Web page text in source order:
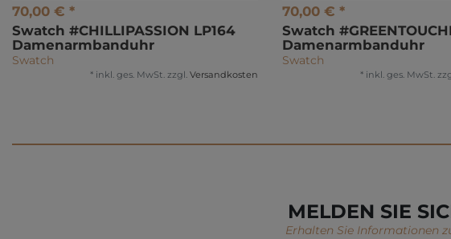
70,00 € *
Swatch #CHILLIPASSION LP164
Damenarmbanduhr
Swatch
* inkl. ges. MwSt. zzgl. Versandkosten
70,00 € *
Swatch
Damenarmbanduhr
Swatch
* inkl. ges. MwSt.
MELDEN SIE
Erhalten Sie Informationen